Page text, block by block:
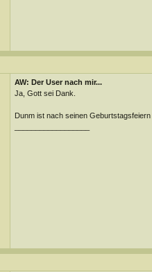
AW: Der User nach mir...
Ja, Gott sei Dank.
Dunm ist nach seinen